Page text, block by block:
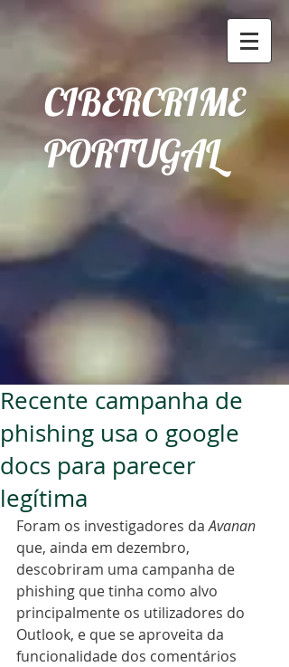
CIBERCRIME
PORTUGAL
Recente campanha de
phishing usa o google
docs para parecer
legítima
Foram os investigadores da Avanan
que, ainda em dezembro,
descobriram uma campanha de
phishing que tinha como alvo
principalmente os utilizadores do
Outlook, e que se aproveita da
funcionalidade dos comentários